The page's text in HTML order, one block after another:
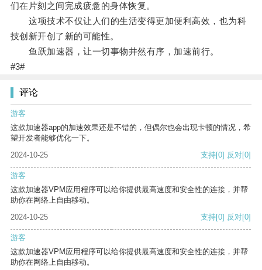
们在片刻之间完成疲惫的身体恢复。
这项技术不仅让人们的生活变得更加便利高效，也为科
技创新开创了新的可能性。
鱼跃加速器，让一切事物井然有序，加速前行。
#3#
评论
游客
这款加速器app的加速效果还是不错的，但偶尔也会出现卡顿的情况，希
望开发者能够优化一下。
2024-10-25
支持[0] 反对[0]
游客
这款加速器VPM应用程序可以给你提供最高速度和安全性的连接，并帮
助你在网络上自由移动。
2024-10-25
支持[0] 反对[0]
游客
这款加速器VPM应用程序可以给你提供最高速度和安全性的连接，并帮
助你在网络上自由移动。